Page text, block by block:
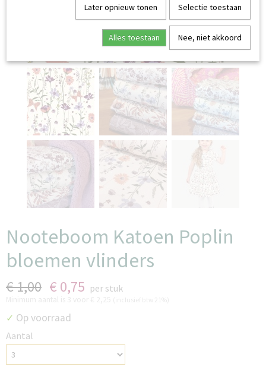
Nooteboom Katoen Poplin
bloemen vlinders
€ 1,00 € 0,75 per stuk
✓ Op voorraad
Aantal
Later opnieuw tonen Selectie toestaan
Alles toestaan Nee, niet akkoord